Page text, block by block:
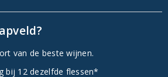
van de beste wijnen.
bij 12 dezelfde flessen*